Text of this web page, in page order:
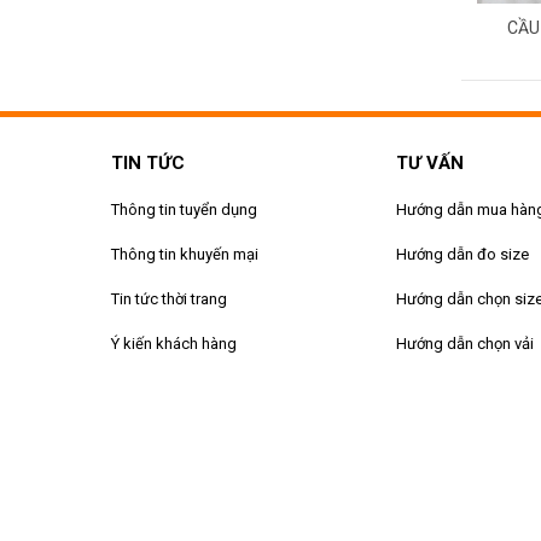
TIN TỨC
Thông tin tuyển dụng
Thông tin khuyến mại
Tin tức thời trang
Ý kiến khách hàng
TƯ VẤN
Hướng dẫn mua
Hướng dẫn đo size
Hướng dẫn chọn
Hướng dẫn chọn vải